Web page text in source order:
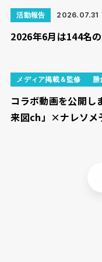
活動報告 2026.07.31
2026年6月は144名
メディア掲載＆監修 勝
コラボ動画を公開
来図ch」×ナレソメ